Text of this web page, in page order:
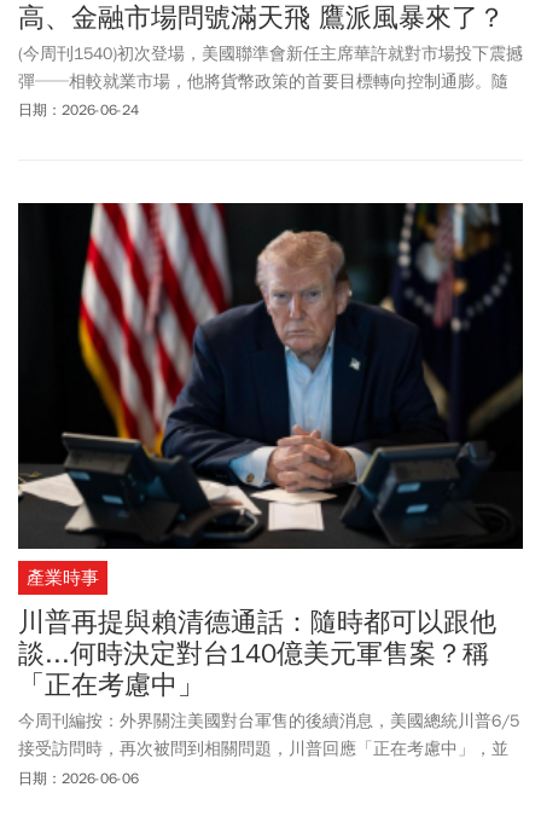
高、金融市場問號滿天飛 鷹派風暴來了？
(今周刊1540)初次登場，美國聯準會新任主席華許就對市場投下震撼
彈──相較就業市場，他將貨幣政策的首要目標轉向控制通膨。隨
之而來的是，升息預期扶搖直上，聯準會立場瞬間由鴿轉鷹，除了
日期：2026-06-24
產業時事
川普再提與賴清德通話：隨時都可以跟他
談...何時決定對台140億美元軍售案？稱
「正在考慮中」
今周刊編按：外界關注美國對台軍售的後續消息，美國總統川普6/5
接受訪問時，再次被問到相關問題，川普回應「正在考慮中」，並
直言：「我隨時都可以跟他（賴清德總統）談」。針對川普最新發
日期：2026-06-06